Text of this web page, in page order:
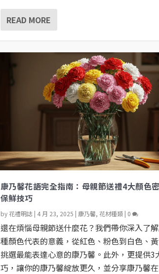
READ MORE
康乃馨花語完全指南：母親節送禮4大顏色
保鮮技巧
by花禮明誌| 4 月 23, 2025 | 康乃馨, 花材種類| 0
還在煩惱母親節送什麼花？我們帶你深入了
種顏色代表的意義，從紅色、粉色到白色、
挑選最能表達心意的康乃馨。此外，更提供3
巧，讓你的康乃馨綻放更久，並分享康乃馨